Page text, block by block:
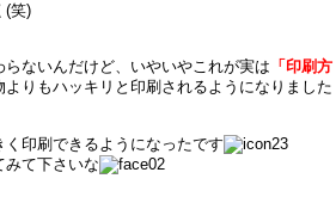
(笑)
らないんだけど、いやいやこれが実は 「印刷方
りもハッキリと印刷されるようになりました
印刷できるようになったです
みて下さいな